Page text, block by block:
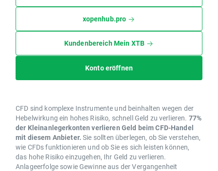
xopenhub.pro
Kundenbereich Mein XTB
Konto eröffnen
CFD sind komplexe Instrumente und beinhalten wegen der
Hebelwirkung ein hohes Risiko, schnell Geld zu verlieren. 77%
der Kleinanlegerkonten verlieren Geld beim CFD-Handel
mit diesem Anbieter. Sie sollten überlegen, ob Sie verstehen,
wie CFDs funktionieren und ob Sie es sich leisten können,
das hohe Risiko einzugehen, Ihr Geld zu verlieren.
Anlageerfolge sowie Gewinne aus der Vergangenheit